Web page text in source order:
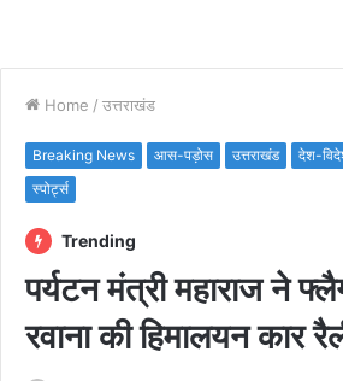
Home / उत्तराखंड
Breaking News आस-पड़ोस उत्तराखंड देश-
स्पोर्ट्स
Trending
पर्यटन मंत्री महाराज ने
रवाना की हिमालयन कार